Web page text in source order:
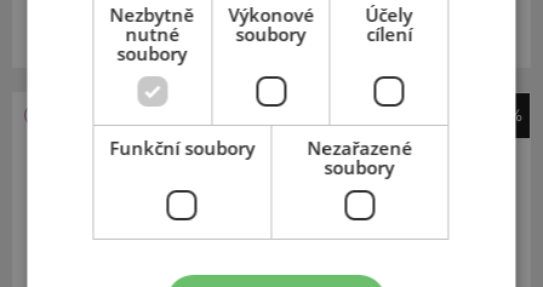
Na prodejně v Opavě do 2 dnů.
Centrální sklad 20 ks.
-48%
Nexen
N*Blue 4Season 2
195 88H
Nezbytně
nutné
soubory
Výkonové
soubory
Účely
cílení
Funkční soubory
Nezařazené
soubory